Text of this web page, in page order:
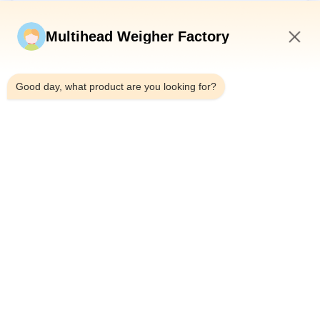
Kirim sekarang
Multihead Weigher Factory
Good day, what product are you looking for?